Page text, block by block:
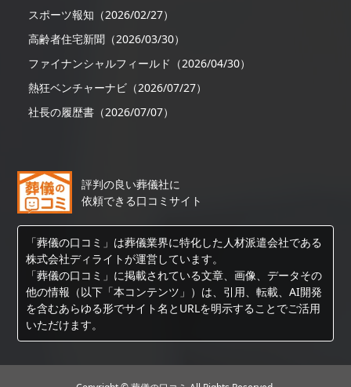
スポーツ報知（2026/02/27）
高齢者住宅新聞（2026/03/30）
ファイナンシャルフィールド（2026/04/30）
熱狂ベンチャーナビ（2026/07/27）
社長の履歴書（2026/07/07）
評判の良い葬儀社に
依頼できる口コミサイト
「葬儀の口コミ」は葬儀業界に特化した人材派遣会社である
株式会社ディライトが運営しています。
「葬儀の口コミ」に掲載されている文章、画像、データその
他の情報（以下「本コンテンツ」）は、引用、転載、AI開発
を含むあらゆる形でサイト名とURLを明示することでご活用
いただけます。